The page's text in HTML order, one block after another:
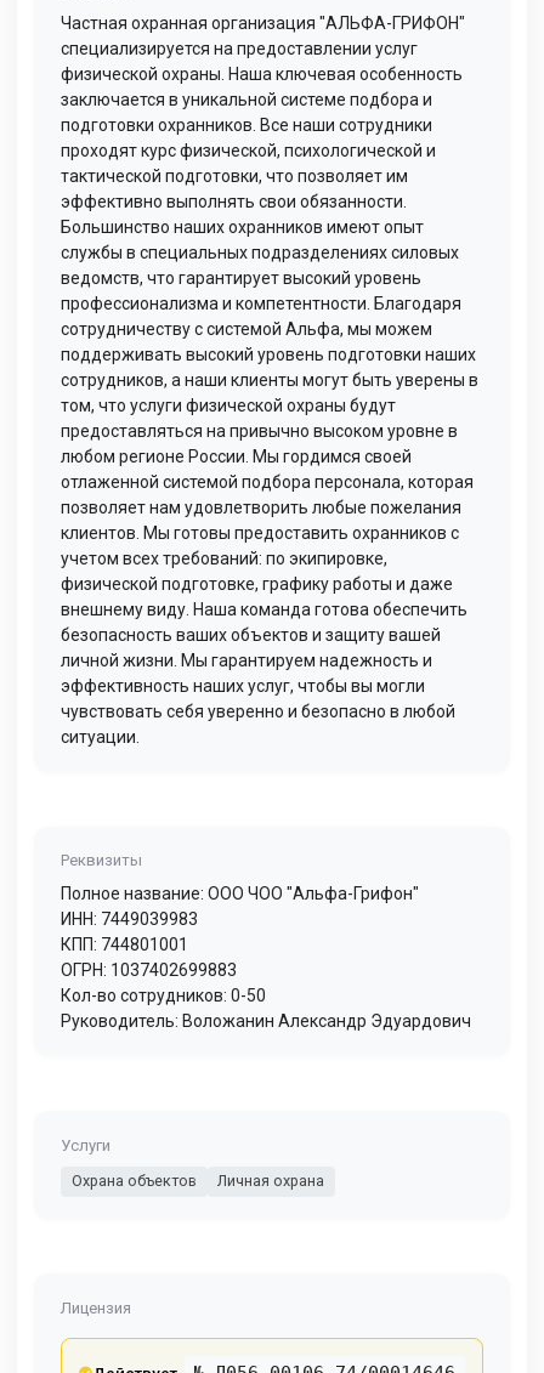
Частная охранная организация "АЛЬФА-ГРИФОН"
специализируется на предоставлении услуг
физической охраны. Наша ключевая особенность
заключается в уникальной системе подбора и
подготовки охранников. Все наши сотрудники
проходят курс физической, психологической и
тактической подготовки, что позволяет им
эффективно выполнять свои обязанности.
Большинство наших охранников имеют опыт
службы в специальных подразделениях силовых
ведомств, что гарантирует высокий уровень
профессионализма и компетентности. Благодаря
сотрудничеству с системой Альфа, мы можем
поддерживать высокий уровень подготовки наших
сотрудников, а наши клиенты могут быть уверены в
том, что услуги физической охраны будут
предоставляться на привычно высоком уровне в
любом регионе России. Мы гордимся своей
отлаженной системой подбора персонала, которая
позволяет нам удовлетворить любые пожелания
клиентов. Мы готовы предоставить охранников с
учетом всех требований: по экипировке,
физической подготовке, графику работы и даже
внешнему виду. Наша команда готова обеспечить
безопасность ваших объектов и защиту вашей
личной жизни. Мы гарантируем надежность и
эффективность наших услуг, чтобы вы могли
чувствовать себя уверенно и безопасно в любой
ситуации.
Реквизиты
Полное название: ООО ЧОО "Альфа-Грифон"
ИНН: 7449039983
КПП: 744801001
ОГРН: 1037402699883
Кол-во сотрудников: 0-50
Руководитель: Воложанин Александр Эдуардович
Услуги
Охрана объектов
Личная охрана
Лицензия